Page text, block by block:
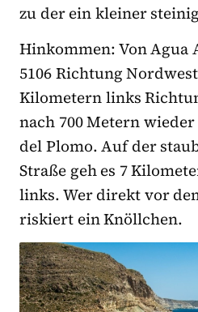
zu der ein kleiner
Hinkommen: Von Agua
5106 Richtung
Kilometern links
nach 700 Metern
del Plomo. Auf der
Straße geh es 7
links. Wer direkt vor
riskiert ein Knöllchen.